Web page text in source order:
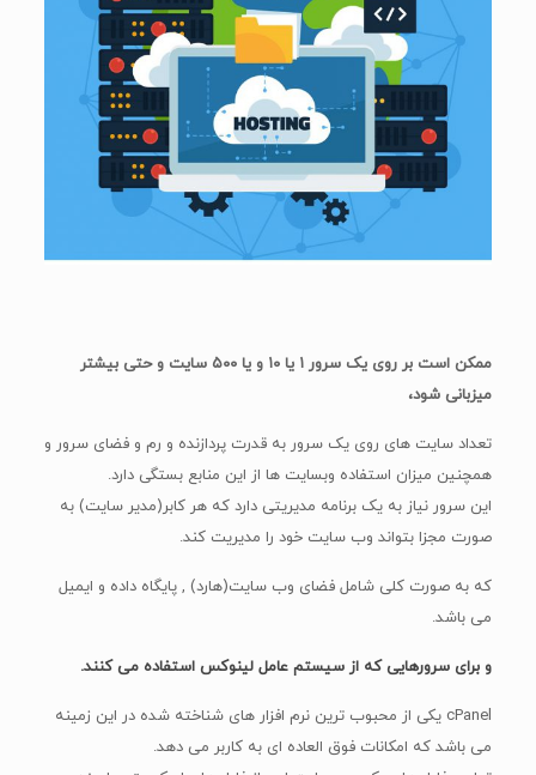
ممکن است بر روی یک سرور ۱ یا ۱۰ و یا ۵۰۰ سایت و حتی بیشتر
میزبانی شود،
تعداد سایت های روی یک سرور به قدرت پردازنده و رم و فضای سرور و
همچنین میزان استفاده وبسایت ها از این منابع بستگی دارد.
این سرور نیاز به یک برنامه مدیریتی دارد که هر کابر(مدیر سایت) به
صورت مجزا بتواند وب سایت خود را مدیریت کند.
که به صورت کلی شامل فضای وب سایت(هارد) , پایگاه داده و ایمیل
می باشد.
و برای سرورهایی که از سیستم عامل لینوکس استفاده می کنند.
cPanel یکی از محبوب ترین نرم افزار های شناخته شده در این زمینه
می باشد که امکانات فوق العاده ای به کاربر می دهد.